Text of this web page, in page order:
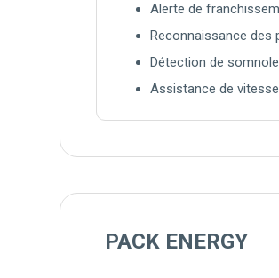
Alerte de
Reconnaissance des
Détection de
Assistance de
PACK ENERGY